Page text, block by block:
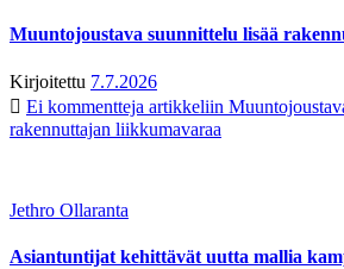
Muuntojoustava suunnittelu lisää
Kirjoitettu 7.7.2026
Ei kommentteja artikkeliin
rakennuttajan liikkumavaraa
Jethro Ollaranta
Asiantuntijat kehittävät uutta mallia